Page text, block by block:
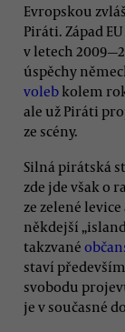
Evropskou
Piráti. Západ
v letech
úspěchy
voleb kolem
ale už Piráti
ze scény.
Silná pirátská
zde jde však o
ze zelené
někdejší
takzvané
staví
svobodu
je v současné